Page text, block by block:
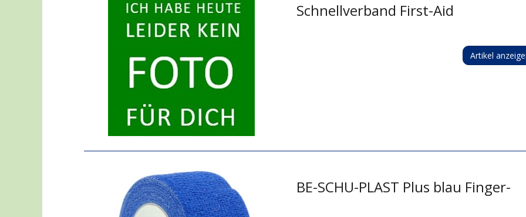
Schnellverband First-Aid
Artikel
BE-SCHU-PLAST Plus blau Finger-